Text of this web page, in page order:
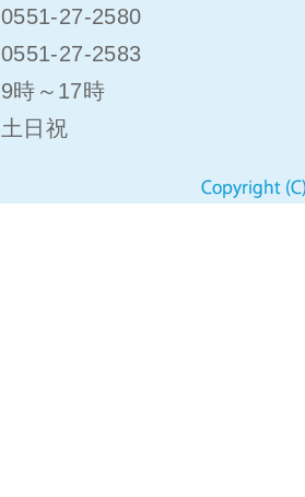
0551-27-2580
0551-27-2583
9時～17時
土日祝